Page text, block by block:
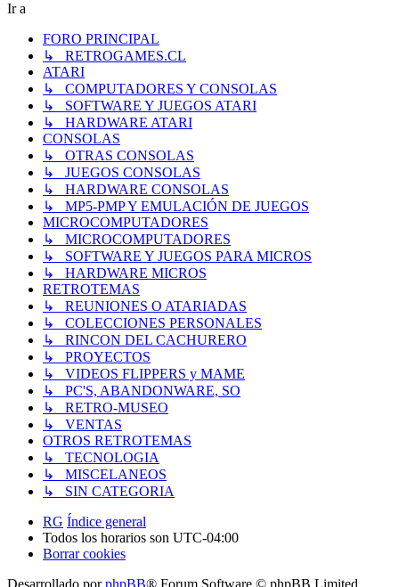
Ir a
FORO PRINCIPAL
↳ RETROGAMES.CL
ATARI
↳ COMPUTADORES Y CONSOLAS
↳ SOFTWARE Y JUEGOS ATARI
↳ HARDWARE ATARI
CONSOLAS
↳ OTRAS CONSOLAS
↳ JUEGOS CONSOLAS
↳ HARDWARE CONSOLAS
↳ MP5-PMP Y EMULACIÓN DE JUEGOS
MICROCOMPUTADORES
↳ MICROCOMPUTADORES
↳ SOFTWARE Y JUEGOS PARA MICROS
↳ HARDWARE MICROS
RETROTEMAS
↳ REUNIONES O ATARIADAS
↳ COLECCIONES PERSONALES
↳ RINCON DEL CACHURERO
↳ PROYECTOS
↳ VIDEOS FLIPPERS y MAME
↳ PC'S, ABANDONWARE, SO
↳ RETRO-MUSEO
↳ VENTAS
OTROS RETROTEMAS
↳ TECNOLOGIA
↳ MISCELANEOS
↳ SIN CATEGORIA
RG Índice general
Todos los horarios son UTC-04:00
Borrar cookies